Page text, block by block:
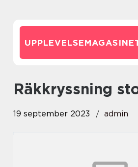
räkkryssning
19 september 2023 admin